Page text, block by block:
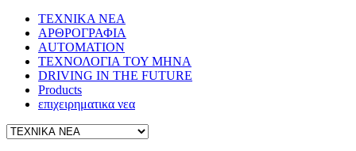
ΤΕΧΝΙΚΑ ΝΕΑ
ΑΡΘΡΟΓΡΑΦΙΑ
AUTOMATION
ΤΕΧΝΟΛΟΓΙΑ ΤΟΥ ΜΗΝΑ
DRIVING IN THE FUTURE
Products
επιχειρηματικα νεα